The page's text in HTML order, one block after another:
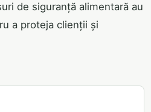
de siguranță alimentară au
a proteja clienții și